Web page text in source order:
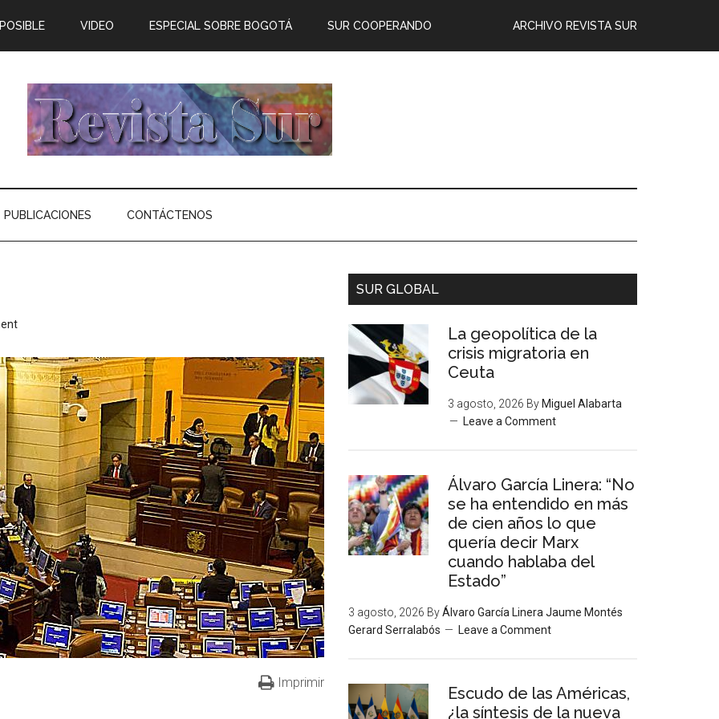
ARCHIVO REVISTA SUR
VIDEO ESPECIAL SOBRE BOGOTÁ SUR COOPERANDO
PUBLICACIONES CONTÁCTENOS
Imprimir
SUR GLOBAL
La geopolítica de la
crisis migratoria en
Ceuta
3 agosto, 2026 By Miguel Alabarta
Leave a Comment
Álvaro García Linera: “No
se ha entendido en más
de cien años lo que
quería decir Marx
cuando hablaba del
Estado”
3 agosto, 2026 ByÁlvaro García Linera Jaume Montés
Gerard Serralabós
Leave a Comment
Escudo de las Américas,
¿la síntesis de la nueva